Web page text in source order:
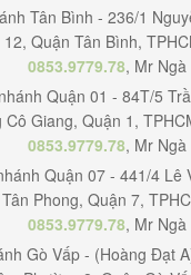
Tân Bình - 236/1
Quận Tân Bình,
0853.9779.78, Mr Ngà
Quận 01 - 84T/5
Cô Giang, Quận 1,
0853.9779.78, Mr Ngà
Quận 07 - 441/4 Lê
Phong, Quận 7,
0853.9779.78, Mr Ngà
Gò Vấp - (Hoàng Đạt